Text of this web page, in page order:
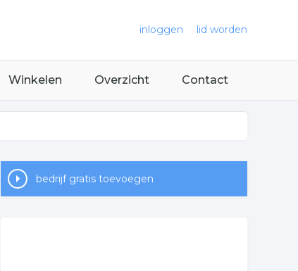
inloggen lid worden
Winkelen Overzicht Contact
bedrijf gratis toevoegen